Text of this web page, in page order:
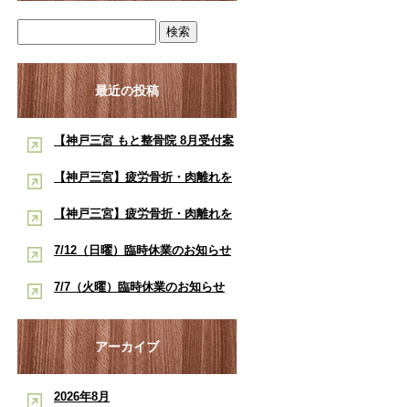
最近の投稿
【神戸三宮 もと整骨院 8月受付案
内】8月は熱中症・交通事故・ス
ポート
【神戸三宮】疲労骨折・肉離れを
早く治したい学生アスリートへ｜
骨院
【神戸三宮】疲労骨折・肉離れを
早く治したい学生アスリートへ｜
骨院
7/12（日曜）臨時休業のお知らせ
【神戸市三宮 もと整骨院】
7/7（火曜）臨時休業のお知らせ
アーカイブ
2026年8月